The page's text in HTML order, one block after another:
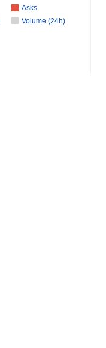
Asks
Volume (24h)